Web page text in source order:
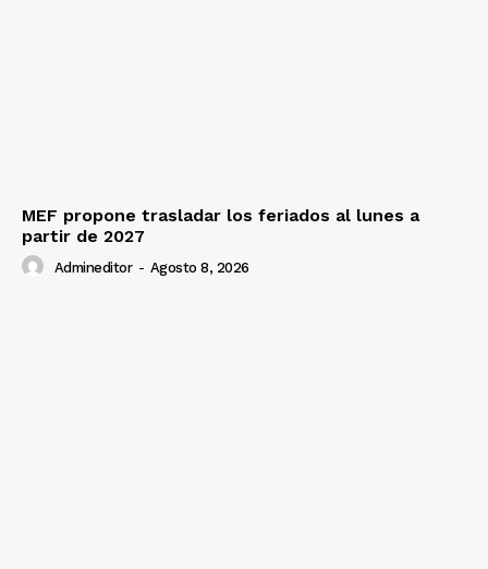
MEF propone trasladar los feriados al lunes a
partir de 2027
Admineditor - Agosto 8, 2026